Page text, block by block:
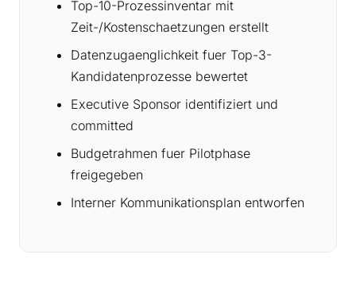
Top-10-Prozessinventar mit
Zeit-/Kostenschaetzungen erstellt
Datenzugaenglichkeit fuer Top-3-
Kandidatenprozesse bewertet
Executive Sponsor identifiziert und
committed
Budgetrahmen fuer Pilotphase
freigegeben
Interner Kommunikationsplan entworfen